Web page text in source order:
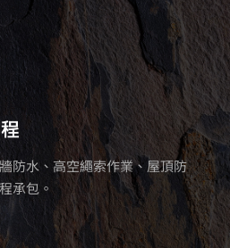
防水、高空繩索作業、屋頂防
承包。